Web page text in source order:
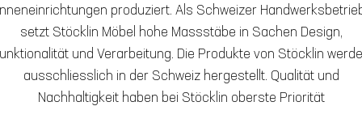
produziert. Als Schweizer
setzt Stöcklin Möbel hohe Massstäbe in Sachen Design,
und Verarbeitung. Die Produkte von Stöcklin
ausschliesslich in der Schweiz hergestellt. Qualität und
Nachhaltigkeit haben bei Stöcklin oberste Priorität